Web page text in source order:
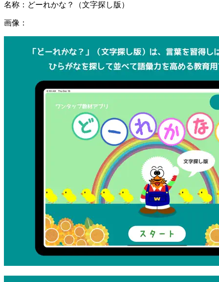
名称： どーれかな？（文字探し版）
画像：